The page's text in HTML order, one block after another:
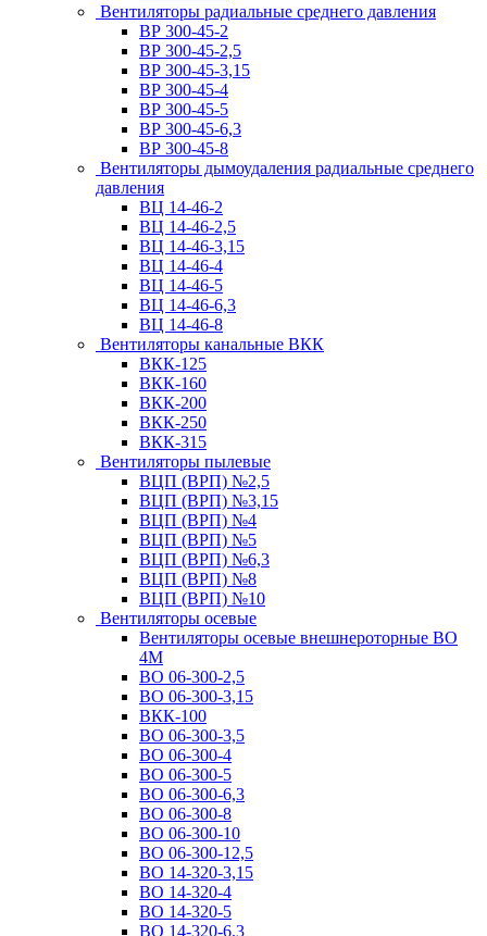
Вентиляторы радиальные среднего давления
ВР 300-45-2
ВР 300-45-2,5
ВР 300-45-3,15
ВР 300-45-4
ВР 300-45-5
ВР 300-45-6,3
ВР 300-45-8
Вентиляторы дымоудаления радиальные среднего
давления
ВЦ 14-46-2
ВЦ 14-46-2,5
ВЦ 14-46-3,15
ВЦ 14-46-4
ВЦ 14-46-5
ВЦ 14-46-6,3
ВЦ 14-46-8
Вентиляторы канальные ВКК
ВКК-125
ВКК-160
ВКК-200
ВКК-250
ВКК-315
Вентиляторы пылевые
ВЦП (ВРП) №2,5
ВЦП (ВРП) №3,15
ВЦП (ВРП) №4
ВЦП (ВРП) №5
ВЦП (ВРП) №6,3
ВЦП (ВРП) №8
ВЦП (ВРП) №10
Вентиляторы осевые
Вентиляторы осевые внешнероторные ВО
4М
ВО 06-300-2,5
ВО 06-300-3,15
ВКК-100
ВО 06-300-3,5
ВО 06-300-4
ВО 06-300-5
ВО 06-300-6,3
ВО 06-300-8
ВО 06-300-10
ВО 06-300-12,5
ВО 14-320-3,15
ВО 14-320-4
ВО 14-320-5
ВО 14-320-6,3